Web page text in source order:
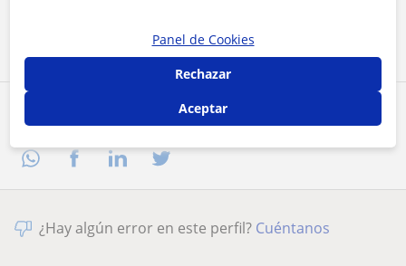
Comparte a este profesor
¿Hay algún error en este perfil? Cuéntanos
Panel de Cookies
Rechazar
Aceptar